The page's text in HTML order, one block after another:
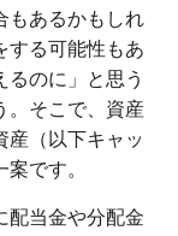
もあるかもしれ
する可能性もあ
るのに」と思う
。そこで、資産
産（以下キャッ
です。
配当金や分配金